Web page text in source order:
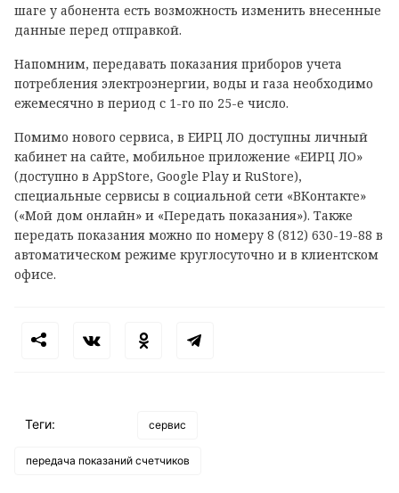
шаге у абонента есть возможность изменить внесенные
данные перед отправкой.
Напомним, передавать показания приборов учета
потребления электроэнергии, воды и газа необходимо
ежемесячно в период с 1-го по 25-е число.
Помимо нового сервиса, в ЕИРЦ ЛО доступны личный
кабинет на сайте, мобильное приложение «ЕИРЦ ЛО»
(доступно в AppStore, Google Play и RuStore),
специальные сервисы в социальной сети «ВКонтакте»
(«Мой дом онлайн» и «Передать показания»). Также
передать показания можно по номеру 8 (812) 630-19-88 в
автоматическом режиме круглосуточно и в клиентском
офисе.
Теги: сервис
передача показаний счетчиков